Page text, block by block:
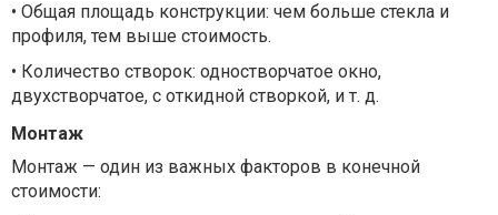
• Общая площадь конструкции: чем больше стекла и
профиля, тем выше стоимость.
• Количество створок: одностворчатое окно,
двухстворчатое, с откидной створкой, и т. д.
Монтаж
Монтаж — один из важных факторов в конечной
стоимости: